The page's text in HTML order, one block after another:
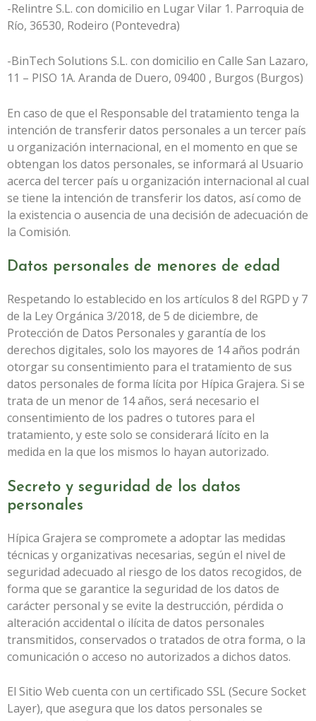
-Relintre S.L. con domicilio en Lugar Vilar 1. Parroquia de
Río, 36530, Rodeiro (Pontevedra)
-BinTech Solutions S.L. con domicilio en Calle San Lazaro,
11 – PISO 1A. Aranda de Duero, 09400 , Burgos (Burgos)
En caso de que el Responsable del tratamiento tenga la
intención de transferir datos personales a un tercer país
u organización internacional, en el momento en que se
obtengan los datos personales, se informará al Usuario
acerca del tercer país u organización internacional al cual
se tiene la intención de transferir los datos, así como de
la existencia o ausencia de una decisión de adecuación de
la Comisión.
Datos personales de menores de edad
Respetando lo establecido en los artículos 8 del RGPD y 7
de la Ley Orgánica 3/2018, de 5 de diciembre, de
Protección de Datos Personales y garantía de los
derechos digitales, solo los mayores de 14 años podrán
otorgar su consentimiento para el tratamiento de sus
datos personales de forma lícita por Hípica Grajera. Si se
trata de un menor de 14 años, será necesario el
consentimiento de los padres o tutores para el
tratamiento, y este solo se considerará lícito en la
medida en la que los mismos lo hayan autorizado.
Secreto y seguridad de los datos
personales
Hípica Grajera se compromete a adoptar las medidas
técnicas y organizativas necesarias, según el nivel de
seguridad adecuado al riesgo de los datos recogidos, de
forma que se garantice la seguridad de los datos de
carácter personal y se evite la destrucción, pérdida o
alteración accidental o ilícita de datos personales
transmitidos, conservados o tratados de otra forma, o la
comunicación o acceso no autorizados a dichos datos.
El Sitio Web cuenta con un certificado SSL (Secure Socket
Layer), que asegura que los datos personales se